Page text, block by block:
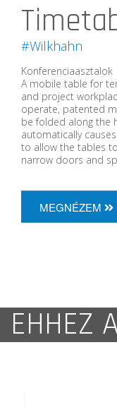
#Wilkhahn
Konferenciaasztalok
A mobile table for
and project
operate, patented
be folded along the
automatically
to allow the tables
narrow doors and
MEGNÉZEM
EHHEZ